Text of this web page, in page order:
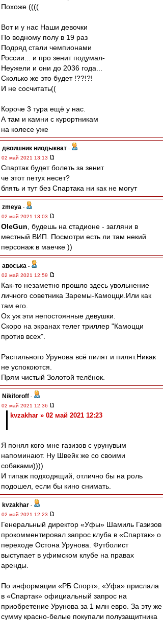
Похоже ((((
Вот и у нас Наши девочки
По водному полу в 19 раз
Подряд стали чемпионами
России... и про зенит подумал-
Неужели и они до 2036 года...
Сколько же это будет !??!?!
И не сосчитать((
Короче 3 тура ещё у нас.
А там и камни с курортникам
на колесе уже
двоишник ниодыкват -
02 май 2021 13:13
Спартак будет болеть за зенит
че этот петух несет?
блять и тут без Спартака ни как не могут
zmeya -
02 май 2021 13:03
OleGun , будешь на стадионе - загляни в
местный ВИП. Посмотри есть ли там некий
персонаж в маечке ))
авоська -
02 май 2021 12:59
Как-то незаметно прошло здесь увольнение
личного советника Заремы-Камоцци.Или как
там его.
Ох уж эти непостоянные девушки.
Скоро на экранах телег триллер "Камоцци
против всех".
Распильного Урунова всё пилят и пилят.Никак
не успокоются.
Прям чистый Золотой телёнок.
Nikiforoff -
02 май 2021 12:36
kvzakhar » 02 май 2021 12:23
Я понял кого мне газизов с урунувым
напоминают. Ну Швейк же со своими
собаками))))
И типаж подходящий, отлично бы на роль
подошел, если бы кино снимать.
kvzakhar -
02 май 2021 12:23
Генеральный директор «Уфы» Шамиль Газизов
прокомментировал запрос клуба в «Спартак» о
переходе Остона Урунова. Футболист
выступает в уфимском клубе на правах
аренды.
По информации «РБ Спорт», «Уфа» прислала
в «Спартак» официальный запрос на
приобретение Урунова за 1 млн евро. За эту же
сумму красно-белые покупали полузащитника